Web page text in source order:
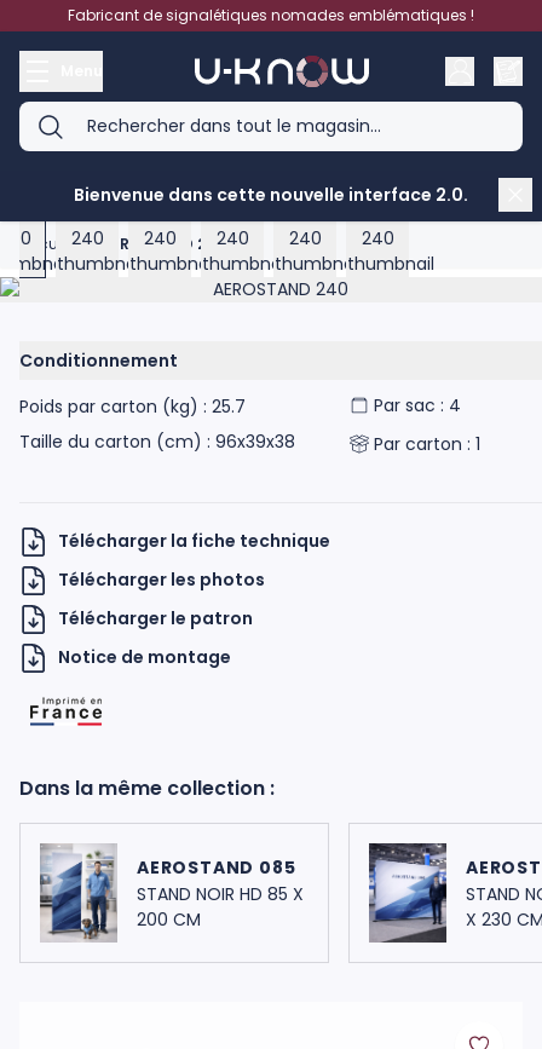
Aller au contenuFabricant de signalétiques nomades emblématiques !
UKNOW
Bienvenue dans cette nouvelle interface 2.0.
Accueil > AEROSTAND 240
Product image gallery - scroll to see more images
View larger image
View larger image
View larger image
View larger image
View larger image
View larger image
Conditionnement
Poids par carton (kg) : 25.7
Taille du carton (cm) : 96x39x38
Par sac : 4
Par carton : 1
Télécharger la fiche technique
Télécharger les photos
Télécharger le patron
Notice de montage
Dans la même collection :
AEROSTAND 085
STAND NOIR HD 85 X
200 CM
STAND
X 230